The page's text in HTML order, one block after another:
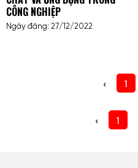
CÔNG NGHIỆP
Ngày đăng: 27/12/2022
‹ 1
‹ 1